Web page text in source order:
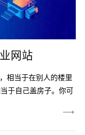
网站
相当于在别人的楼里
于自己盖房子。你可
时代，每个企业都
企业网站对企业有